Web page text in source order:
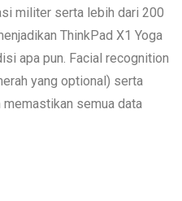
militer serta lebih dari 200
ThinkPad X1 Yoga
apa pun. Facial recognition
yang optional) serta
semua data